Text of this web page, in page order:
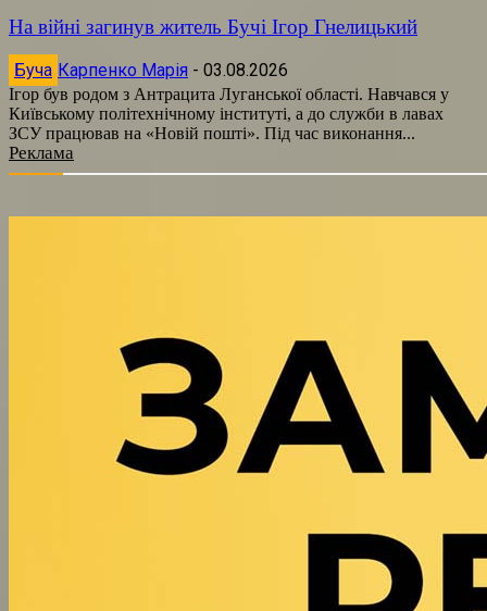
На війні загинув житель Бучі Ігор Гнелицький
Буча Карпенко Марія - 03.08.2026
Ігор був родом з Антрацита Луганської області. Навчався у
Київському політехнічному інституті, а до служби в лавах
ЗСУ працював на «Новій пошті». Під час виконання...
Реклама